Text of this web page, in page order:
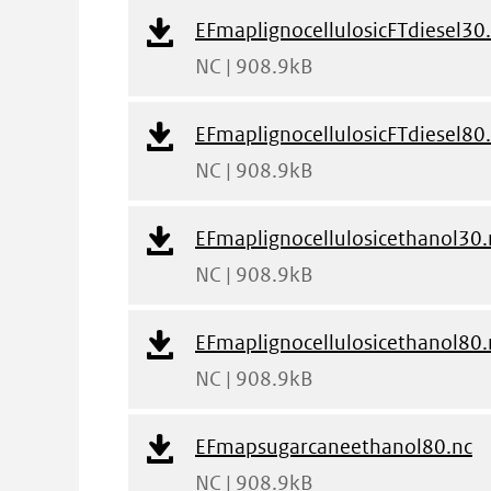
Bestand
Download
NC | 908.9kB
Bestand
Download
NC | 908.9kB
Bestand
Download
NC | 908.9kB
Bestand
Download
NC | 908.9kB
Bestand
Download
EFmapsugarcaneethanol80.nc
NC | 908.9kB